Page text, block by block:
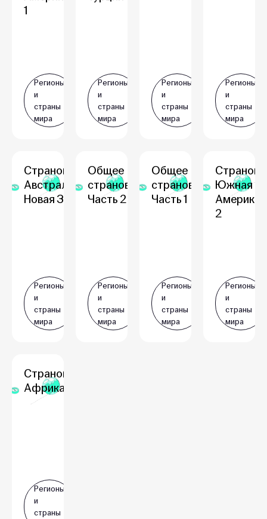
1
Регионы
и
страны
мира
Регионы
и
страны
мира
Регионы
и
страны
мира
Регионы
и
страны
мира
Страноведение:
Австралия и
Новая Зеландия
Регионы
и
страны
мира
Общее
страноведение.
Часть 2
Регионы
и
страны
мира
Общее
страноведение.
Часть 1
Регионы
и
страны
мира
Южная
Америка.
2
Регионы
и
страны
мира
Страноведение:
Африка. Часть 1
Регионы
и
страны